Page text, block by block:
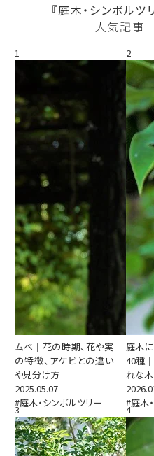
『庭木・シンボルツ
人気記事
1
ムベ｜花の時期、花や実
の特徴、アケビとの違い
や見分け方
2025.05.07
#庭木・シンボルツリー
2
庭木
40種｜
れな木
#庭木
3 4